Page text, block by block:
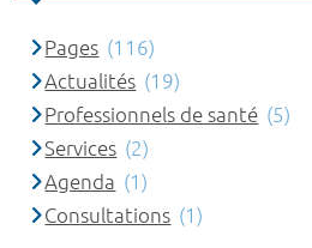
Pages (116)
Actualités (19)
Professionnels de santé (5)
Services (2)
Agenda (1)
Consultations (1)